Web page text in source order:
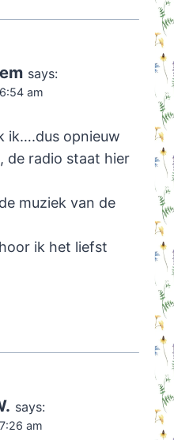
says:
am
ik….dus opnieuw
de radio staat hier
muziek van de
ik het liefst
says:
am